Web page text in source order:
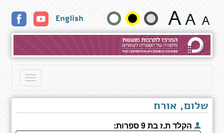
החיות
הקסום
שנה
גודל
טקסט
English
Toggle
שלום, אורח
הקלד ת.ז בת 9 ספרות: